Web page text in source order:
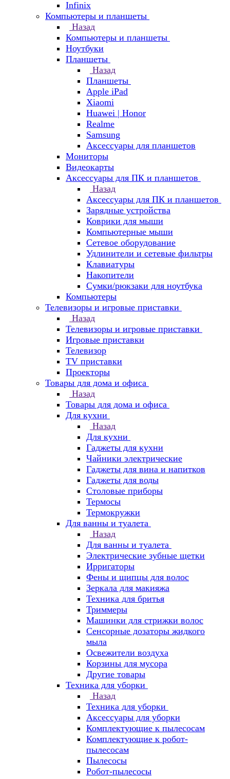
Infinix
Компьютеры и планшеты
Назад
Компьютеры и планшеты
Ноутбуки
Планшеты
Назад
Планшеты
Apple iPad
Xiaomi
Huawei | Honor
Realme
Samsung
Аксессуары для планшетов
Мониторы
Видеокарты
Аксессуары для ПК и планшетов
Назад
Аксессуары для ПК и планшетов
Зарядные устройства
Коврики для мыши
Компьютерные мыши
Сетевое оборудование
Удлинители и сетевые фильтры
Клавиатуры
Накопители
Сумки/рюкзаки для ноутбука
Компьютеры
Телевизоры и игровые приставки
Назад
Телевизоры и игровые приставки
Игровые приставки
Телевизор
TV приставки
Проекторы
Товары для дома и офиса
Назад
Товары для дома и офиса
Для кухни
Назад
Для кухни
Гаджеты для кухни
Чайники электрические
Гаджеты для вина и напитков
Гаджеты для воды
Столовые приборы
Термосы
Термокружки
Для ванны и туалета
Назад
Для ванны и туалета
Электрические зубные щетки
Ирригаторы
Фены и щипцы для волос
Зеркала для макияжа
Техника для бритья
Триммеры
Машинки для стрижки волос
Сенсорные дозаторы жидкого
мыла
Освежители воздуха
Корзины для мусора
Другие товары
Техника для уборки
Назад
Техника для уборки
Аксессуары для уборки
Комплектующие к пылесосам
Комплектующие к робот-
пылесосам
Пылесосы
Робот-пылесосы